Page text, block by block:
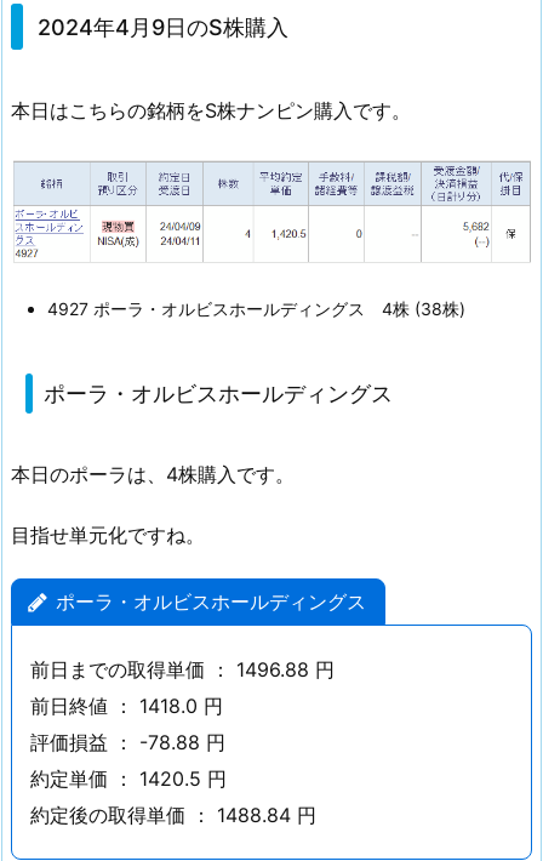
0
年
月
9
S
入
1.
ー
オ
ル
ス
ホ
ー
ル
デ
2024年4月9日のS株購入
本日はこちらの銘柄をS株ナンピン購入です。
4927 ポーラ・オルビスホールディングス 4株 (38株)
ポーラ・オルビスホールディングス
本日のポーラは、4株購入です。
目指せ単元化ですね。
ポーラ・オルビスホールディングス
前日までの取得単価 ： 1496.88 円
前日終値 ： 1418.0 円
評価損益 ： -78.88 円
約定単価 ： 1420.5 円
約定後の取得単価 ： 1488.84 円